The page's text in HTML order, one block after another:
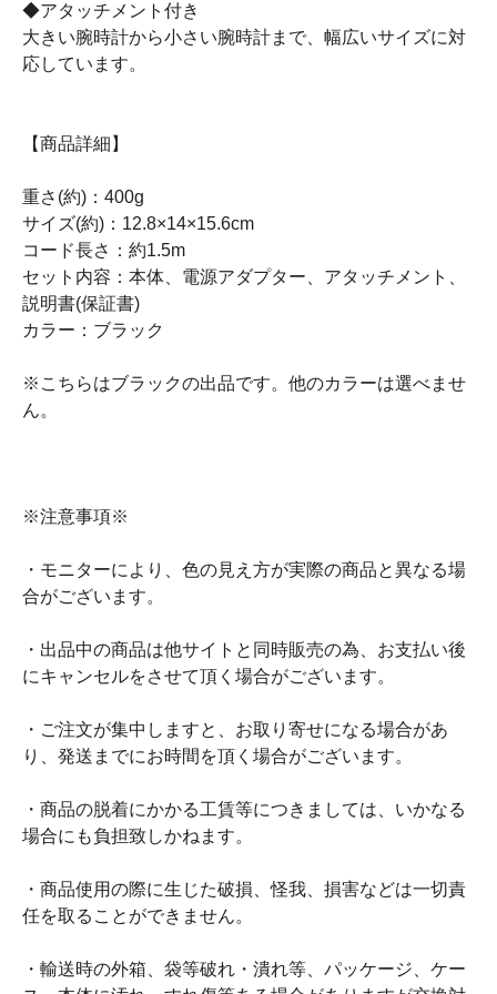
◆アタッチメント付き
大きい腕時計から小さい腕時計まで、幅広いサイズに対
応しています。
【商品詳細】
重さ(約)：400g
サイズ(約)：12.8×14×15.6cm
コード長さ：約1.5m
セット内容：本体、電源アダプター、アタッチメント、
説明書(保証書)
カラー：ブラック
※こちらはブラックの出品です。他のカラーは選べませ
ん。
※注意事項※
・モニターにより、色の見え方が実際の商品と異なる場
合がございます。
・出品中の商品は他サイトと同時販売の為、お支払い後
にキャンセルをさせて頂く場合がございます。
・ご注文が集中しますと、お取り寄せになる場合があ
り、発送までにお時間を頂く場合がございます。
・商品の脱着にかかる工賃等につきましては、いかなる
場合にも負担致しかねます。
・商品使用の際に生じた破損、怪我、損害などは一切責
任を取ることができません。
・輸送時の外箱、袋等破れ・潰れ等、パッケージ、ケー